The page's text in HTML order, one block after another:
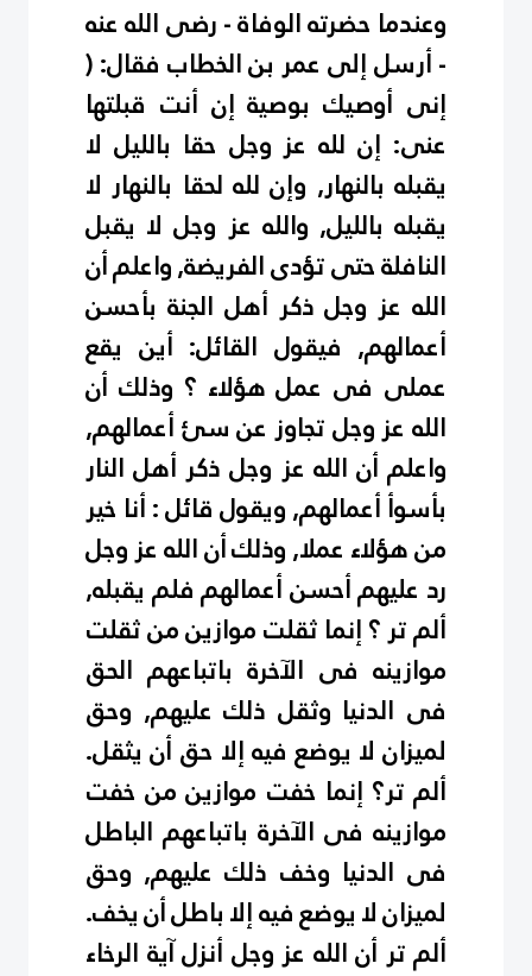
وعندما حضرته الوفاة - رضى الله عنه
- أرسل إلى عمر بن الخطاب فقال: (
إنى أوصيك بوصية إن أنت قبلتها
عنى: إن لله عز وجل حقا بالليل لا
يقبله بالنهار, وإن لله لحقا بالنهار لا
يقبله بالليل, والله عز وجل لا يقبل
النافلة حتى تؤدى الفريضة, واعلم أن
الله عز وجل ذكر أهل الجنة بأحسن
أعمالهم, فيقول القائل: أين يقع
عملى فى عمل هؤلاء ؟ وذلك أن
الله عز وجل تجاوز عن سئ أعمالهم,
واعلم أن الله عز وجل ذكر أهل النار
بأسوأ أعمالهم, ويقول قائل : أنا خير
من هؤلاء عملا, وذلك أن الله عز وجل
رد عليهم أحسن أعمالهم فلم يقبله,
ألم تر ؟ إنما ثقلت موازين من ثقلت
موازينه فى الآخرة باتباعهم الحق
فى الدنيا وثقل ذلك عليهم, وحق
لميزان لا يوضع فيه إلا حق أن يثقل.
ألم تر؟ إنما خفت موازين من خفت
موازينه فى الآخرة باتباعهم الباطل
فى الدنيا وخف ذلك عليهم, وحق
لميزان لا يوضع فيه إلا باطل أن يخف.
ألم تر أن الله عز وجل أنزل آية الرخاء